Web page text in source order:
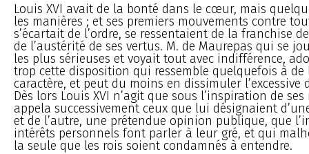
Louis XVI avait de la bonté dans le cœur, mais
les manières ; et ses premiers mouvements contre
s’écartait de l’ordre, se ressentaient de la franchise
de l’austérité de ses vertus. M. de Maurepas qui se
les plus sérieuses et voyait tout avec indifférence,
trop cette disposition qui ressemble quelquefois à de
caractère, et peut du moins en dissimuler l’excessive
Dès lors Louis XVI n’agit que sous l’inspiration de
appela successivement ceux que lui désignaient
et de l’autre, une prétendue opinion publique, que
intérêts personnels font parler à leur gré, et qui
la seule que les rois soient condamnés à entendre.